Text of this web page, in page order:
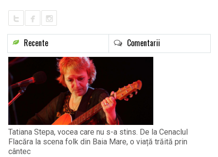
Recente Comentarii
Tatiana Stepa, vocea care nu s-a stins. De la Cenaclul
Flacăra la scena folk din Baia Mare, o viață trăită prin
cântec